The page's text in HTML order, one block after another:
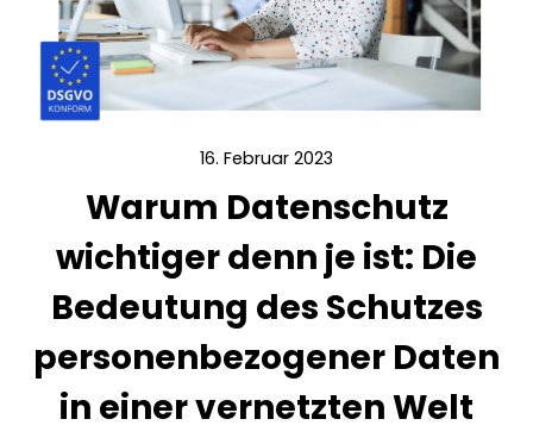
16. Februar 2023
Warum Datenschutz
wichtiger denn je ist: Die
Bedeutung des Schutzes
personenbezogener Daten
in einer vernetzten Welt